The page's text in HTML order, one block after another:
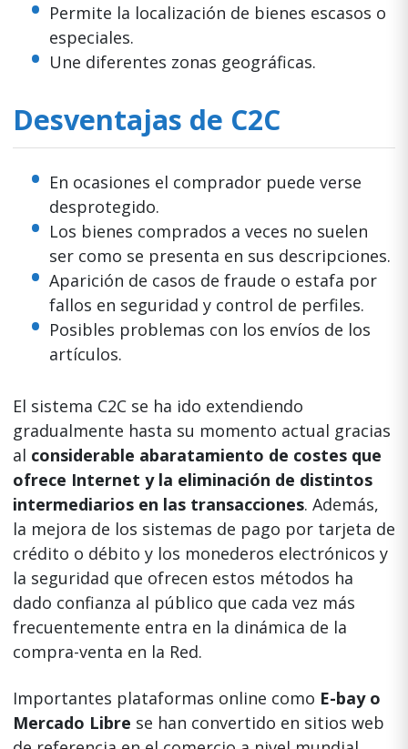
Permite la localización de bienes escasos o
especiales.
Une diferentes zonas geográficas.
Desventajas de C2C
En ocasiones el comprador puede verse
desprotegido.
Los bienes comprados a veces no suelen
ser como se presenta en sus descripciones.
Aparición de casos de fraude o estafa por
fallos en seguridad y control de perfiles.
Posibles problemas con los envíos de los
artículos.
El sistema C2C se ha ido extendiendo
gradualmente hasta su momento actual gracias
al considerable abaratamiento de costes que
ofrece Internet y la eliminación de distintos
intermediarios en las transacciones. Además,
la mejora de los sistemas de pago por tarjeta de
crédito o débito y los monederos electrónicos y
la seguridad que ofrecen estos métodos ha
dado confianza al público que cada vez más
frecuentemente entra en la dinámica de la
compra-venta en la Red.
Importantes plataformas online como E-bay o
Mercado Libre se han convertido en sitios web